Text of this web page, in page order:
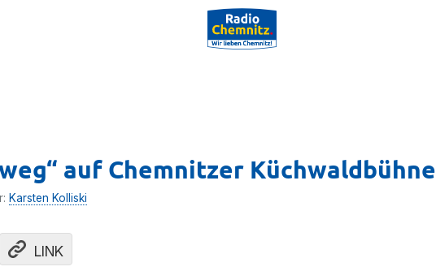
auf Chemnitzer Küchwaldbühne
Karsten Kolliski
LINK